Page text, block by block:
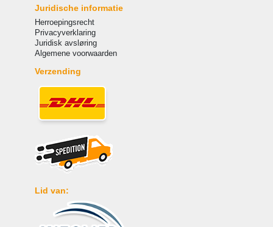
Juridische informatie
Herroepingsrecht
Privacyverklaring
Juridisk avsløring
Algemene voorwaarden
Verzending
Lid van: